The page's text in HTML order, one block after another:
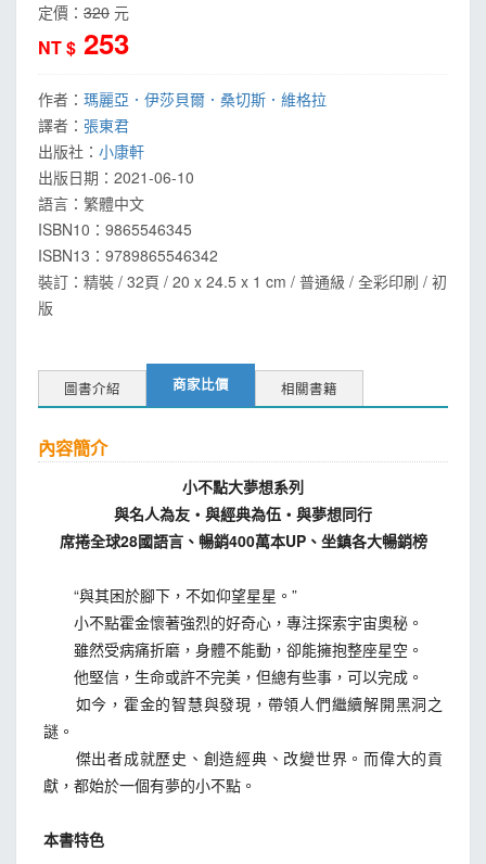
定價： 320 元
NT $ 253
作者： 瑪麗亞．伊莎貝爾．桑切斯．維格拉
譯者： 張東君
出版社： 小康軒
出版日期： 2021-06-10
語言： 繁體中文
ISBN10：9865546345
ISBN13： 9789865546342
裝訂：精裝 / 32頁 / 20 x 24.5 x 1 cm / 普通級 / 全彩印刷 / 初
版
圖書介紹 商家比價 相關書籍
內容簡介
小不點大夢想系列
與名人為友‧與經典為伍‧與夢想同行
席捲全球28國語言、暢銷400萬本UP、坐鎮各大暢銷榜
“與其困於腳下，不如仰望星星。”
小不點霍金懷著強烈的好奇心，專注探索宇宙奧秘。
雖然受病痛折磨，身體不能動，卻能擁抱整座星空。
他堅信，生命或許不完美，但總有些事，可以完成。
如今，霍金的智慧與發現，帶領人們繼續解開黑洞之
謎。
傑出者成就歷史、創造經典、改變世界。而偉大的貢
獻，都始於一個有夢的小不點。
本書特色